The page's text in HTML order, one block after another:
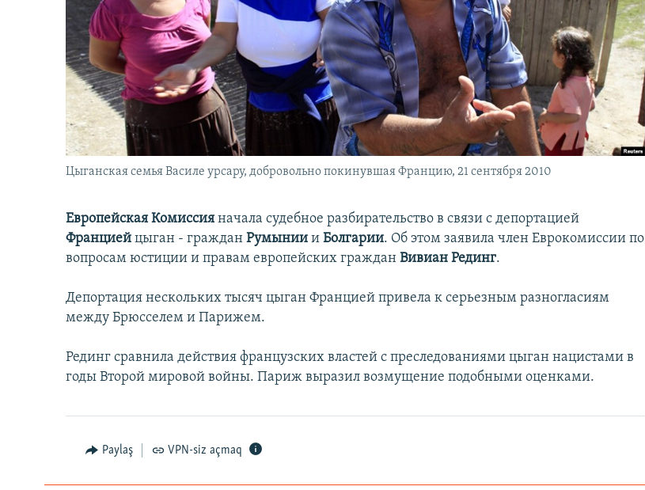
KARIKATURA
İSLAM VƏ DEMOKRATIYA
İZ - MƏDƏNIYYƏT PROQRAMI
PEŞƏ ETIKASI VƏ JURNALISTIKA
STANDARTLARIMIZ
MATERIALLARIMIZDAN ISTIFADƏ
AZADLIQRADIOSU MOBIL TELEFONUNUZDA
BIZIMLƏ ƏLAQƏ
Цыганская семья Василе урсару, добровольно покинувшая Францию, 21 сентября 2010
Европейская Комиссия начала судебное разбирательство в связи с депортацией
Францией цыган - граждан Румынии и Болгарии. Об этом заявила член Еврокомиссии по
вопросам юстиции и правам европейских граждан Вивиан Рединг.
Депортация нескольких тысяч цыган Францией привела к серьезным разногласиям
между Брюсселем и Парижем.
Рединг сравнила действия французских властей с преследованиями цыган нацистами в
годы Второй мировой войны. Париж выразил возмущение подобными оценками.
Paylaş VPN-siz açmaq